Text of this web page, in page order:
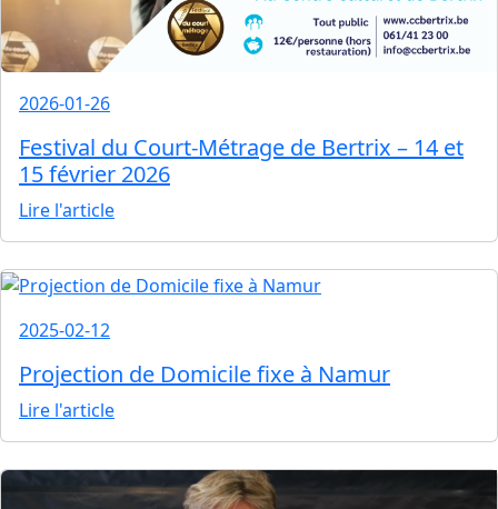
2026-01-26
Festival du Court-Métrage de Bertrix – 14 et
15 février 2026
Lire l'article
2025-02-12
Projection de Domicile fixe à Namur
Lire l'article